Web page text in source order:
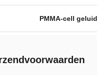
PMMA-cell